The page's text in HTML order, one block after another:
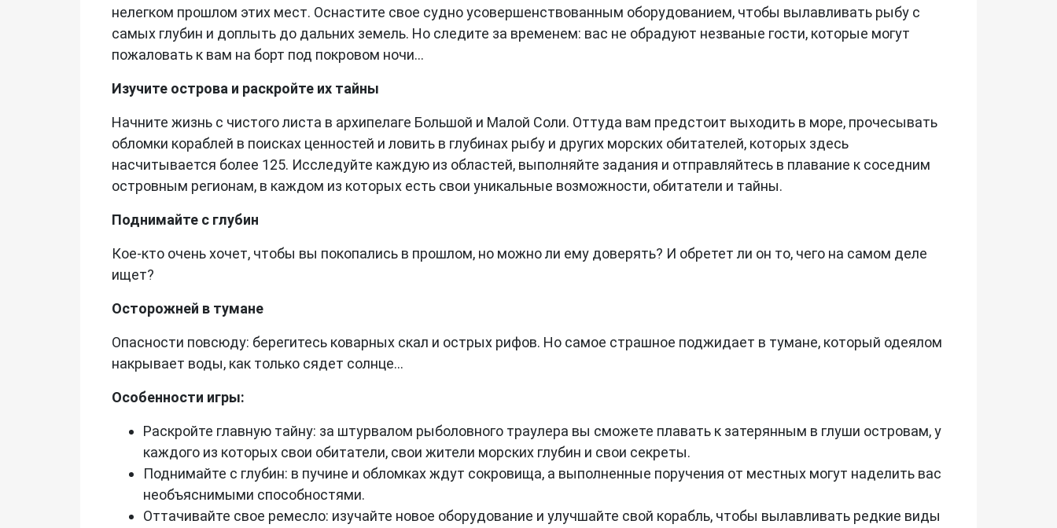
нелегком прошлом этих мест. Оснастите свое судно усовершенствованным оборудованием, чтобы вылавливать рыбу с
самых глубин и доплыть до дальних земель. Но следите за временем: вас не обрадуют незваные гости, которые могут
пожаловать к вам на борт под покровом ночи...
Изучите острова и раскройте их тайны
Начните жизнь с чистого листа в архипелаге Большой и Малой Соли. Оттуда вам предстоит выходить в море, прочесывать
обломки кораблей в поисках ценностей и ловить в глубинах рыбу и других морских обитателей, которых здесь
насчитывается более 125. Исследуйте каждую из областей, выполняйте задания и отправляйтесь в плавание к соседним
островным регионам, в каждом из которых есть свои уникальные возможности, обитатели и тайны.
Поднимайте с глубин
Кое-кто очень хочет, чтобы вы покопались в прошлом, но можно ли ему доверять? И обретет ли он то, чего на самом деле
ищет?
Осторожней в тумане
Опасности повсюду: берегитесь коварных скал и острых рифов. Но самое страшное поджидает в тумане, который одеялом
накрывает воды, как только сядет солнце...
Особенности игры:
Раскройте главную тайну: за штурвалом рыболовного траулера вы сможете плавать к затерянным в глуши островам, у
каждого из которых свои обитатели, свои жители морских глубин и свои секреты.
Поднимайте с глубин: в пучине и обломках ждут сокровища, а выполненные поручения от местных могут наделить вас
необъяснимыми способностями.
Оттачивайте свое ремесло: изучайте новое оборудование и улучшайте свой корабль, чтобы вылавливать редкие виды